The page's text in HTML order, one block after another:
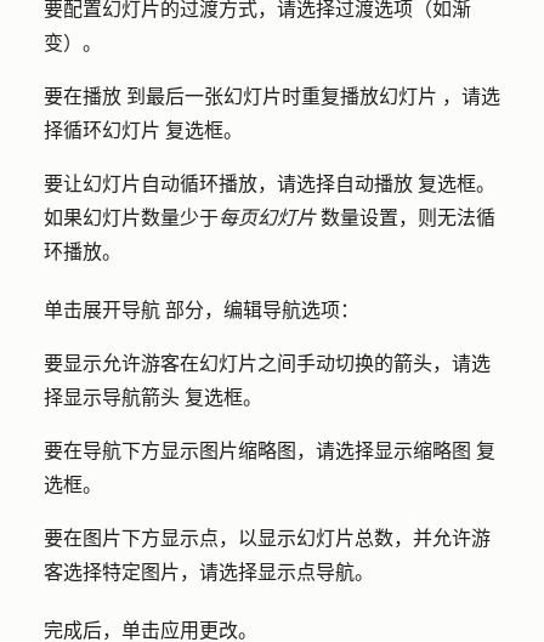
要配置幻灯片的过渡方式，请选择过渡选项 （如渐
变）。
要在播放 到最后一张幻灯片时重复播放幻灯片 ，请选
择循环幻灯片 复选框。
要让幻灯片自动循环播放，请选择自动播放 复选框。
如果幻灯片数量少于每页幻灯片数量设置，则无法循
环播放。
单击展开导航 部分，编辑导航选项：
要显示允许游客在幻灯片之间手动切换的箭头，请选
择显示导航箭头 复选框。
要在导航下方显示图片缩略图，请选择显示缩略图 复
选框。
要在图片下方显示点，以显示幻灯片总数，并允许游
客选择特定图片，请选择显示点导航。
完成后，单击应用更改。